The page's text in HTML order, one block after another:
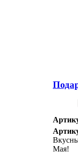
Мая!